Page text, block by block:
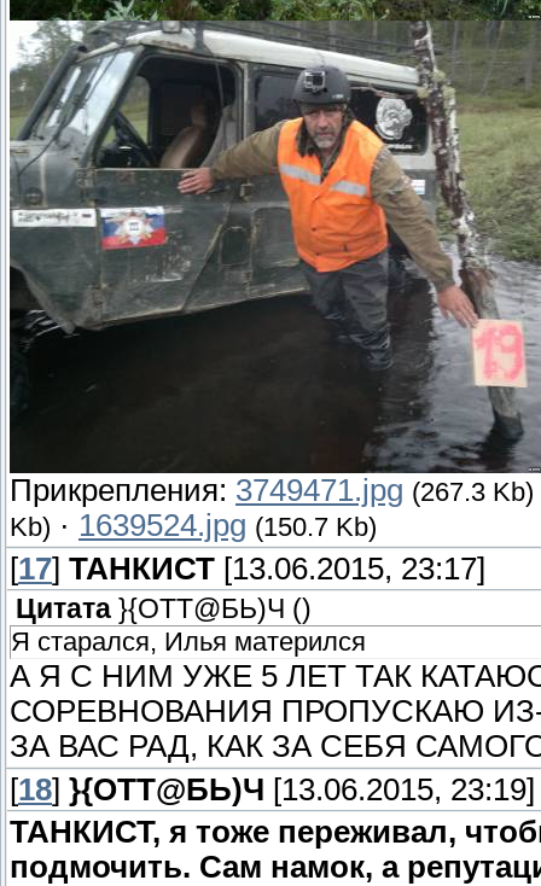
Прикрепления: 3749471.jpg (267.3 Kb)
Kb) · 1639524.jpg (150.7 Kb)
[17] ТАНКИСТ [13.06.2015, 23:17]
Цитата }{ОТТ@БЬ)Ч ()
Я старался, Илья матерился
А Я С НИМ УЖЕ 5 ЛЕТ ТАК
СОРЕВНОВАНИЯ ПРОПУСКАЮ
ЗА ВАС РАД, КАК ЗА СЕБЯ
[18] }{ОТТ@БЬ)Ч [13.06.2015, 23:19]
ТАНКИСТ, я тоже переживал,
подмочить. Сам намок, а